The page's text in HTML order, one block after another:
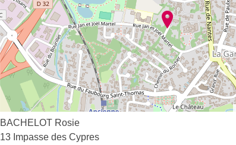
BACHELOT Rosie
13 Impasse des Cypres